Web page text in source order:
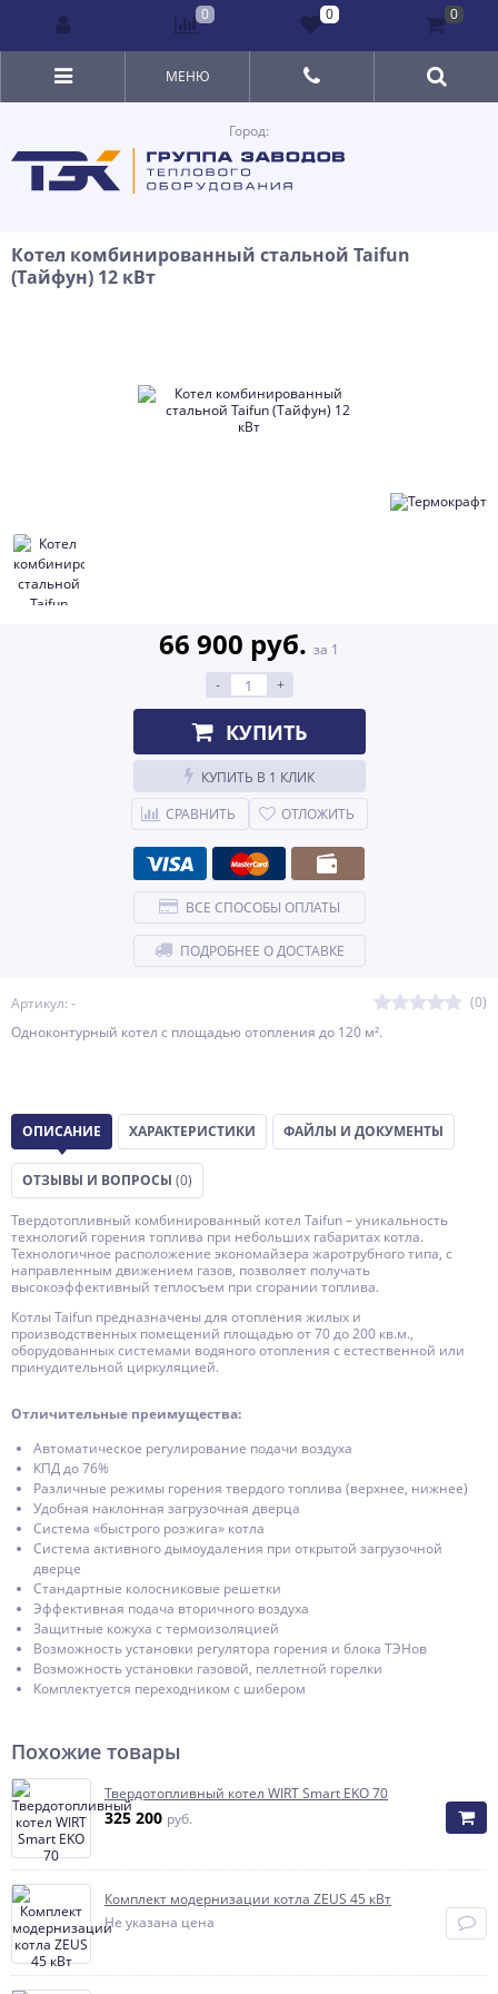
Город:
МЕНЮ
Котел комбинированный стальной Taifun
(Тайфун) 12 кВт
Артикул: -
(0)
Одноконтурный котел с площадью отопления до 120 м².
66 900 руб. за 1
-
+
КУПИТЬ
КУПИТЬ В 1 КЛИК
СРАВНИТЬ
ОТЛОЖИТЬ
ВСЕ СПОСОБЫ ОПЛАТЫ
ПОДРОБНЕЕ О ДОСТАВКЕ
ОПИСАНИЕ ХАРАКТЕРИСТИКИ ФАЙЛЫ И ДОКУМЕНТЫ
ОТЗЫВЫ И ВОПРОСЫ (0)
Твердотопливный комбинированный котел Taifun – уникальность
технологий горения топлива при небольших габаритах котла.
Технологичное расположение экономайзера жаротрубного типа, с
направленным движением газов, позволяет получать
высокоэффективный теплосъем при сгорании топлива.
Котлы Taifun предназначены для отопления жилых и
производственных помещений площадью от 70 до 200 кв.м.,
оборудованных системами водяного отопления с естественной или
принудительной циркуляцией.
Отличительные преимущества:
Автоматическое регулирование подачи воздуха
КПД до 76%
Различные режимы горения твердого топлива (верхнее, нижнее)
Удобная наклонная загрузочная дверца
Система «быстрого розжига» котла
Система активного дымоудаления при открытой загрузочной
дверце
Стандартные колосниковые решетки
Эффективная подача вторичного воздуха
Защитные кожуха с термоизоляцией
Возможность установки регулятора горения и блока ТЭНов
Возможность установки газовой, пеллетной горелки
Комплектуется переходником с шибером
Похожие товары
Твердотопливный котел WIRT Smart EKO 70
325 200 руб.
Комплект модернизации котла ZEUS 45 кВт
Не указана цена
0 0 0